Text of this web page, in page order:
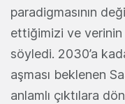
paradigmasının
ettiğimizi ve verinin
söyledi. 2030’a
aşması beklenen
anlamlı çıktılara